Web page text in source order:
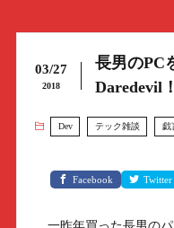
03/27
2018
長男のPC
Daredevil
Dev テック雑談 戯
Facebook Twitter